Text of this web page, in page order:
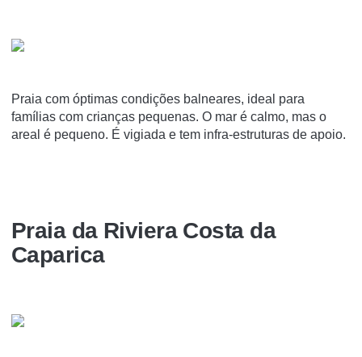
Praia com óptimas condições balneares, ideal para
famílias com crianças pequenas. O mar é calmo, mas o
areal é pequeno. É vigiada e tem infra-estruturas de apoio.
Praia da Riviera Costa da
Caparica